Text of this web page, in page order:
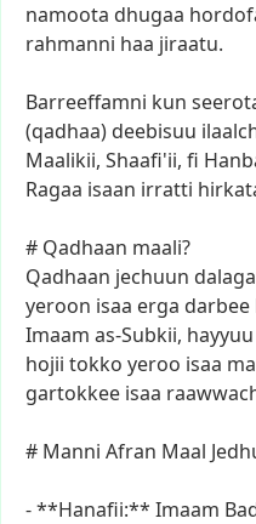
namoota dhugaa
rahmanni haa jiraatu.
Barreeffamni kun
(qadhaa) deebisuu
Maalikii, Shaafi'ii, fi
Ragaa isaan irratti
# Qadhaan maali?
Qadhaan jechuun
yeroon isaa erga darbee
Imaam as-Subkii, hayyuu
hojii tokko yeroo isaa
gartokkee isaa
# Manni Afran Maal
-**Hanafii:** Imaam